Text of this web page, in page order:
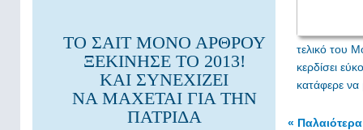
ΤΟ ΣΑΙΤ ΜΟΝΟ ΑΡΘΡΟΥ
ΞΕΚΙΝΗΣΕ ΤΟ 2013!
ΚΑΙ ΣΥΝΕΧΙΖΕΙ
ΝΑ ΜΑΧΕΤΑΙ ΓΙΑ ΤΗΝ
ΠΑΤΡΙΔΑ
τελικό του
κερδίσει
κατάφερε να
«